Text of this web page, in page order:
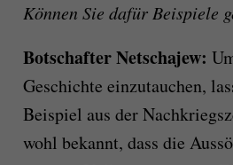
Können Sie dafür Beispiele
Botschafter Netschajew:
Geschichte einzutauchen,
Beispiel aus der
wohl bekannt, dass die